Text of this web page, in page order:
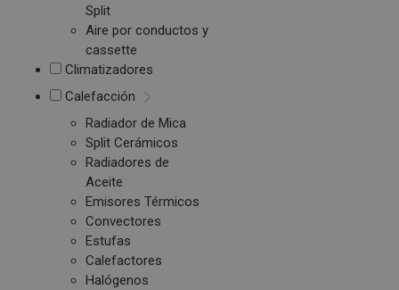
Split
Aire por conductos y
cassette
Climatizadores
Calefacción
Radiador de Mica
Split Cerámicos
Radiadores de
Aceite
Emisores Térmicos
Convectores
Estufas
Calefactores
Halógenos